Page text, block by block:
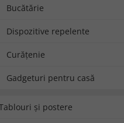
Bucătărie
Dispozitive repelente
Curățenie
Gadgeturi pentru casă
și postere